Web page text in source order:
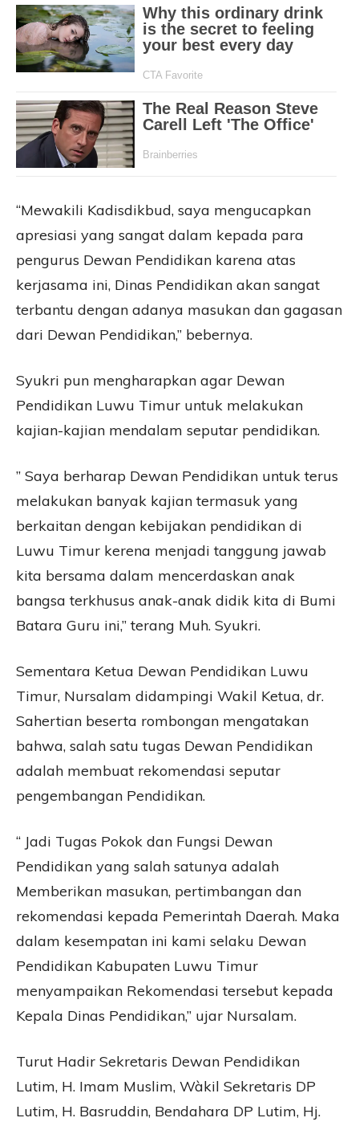
“Mewakili Kadisdikbud, saya mengucapkan
apresiasi yang sangat dalam kepada para
pengurus Dewan Pendidikan karena atas
kerjasama ini, Dinas Pendidikan akan sangat
terbantu dengan adanya masukan dan gagasan
dari Dewan Pendidikan,” bebernya.
Syukri pun mengharapkan agar Dewan
Pendidikan Luwu Timur untuk melakukan
kajian-kajian mendalam seputar pendidikan.
” Saya berharap Dewan Pendidikan untuk terus
melakukan banyak kajian termasuk yang
berkaitan dengan kebijakan pendidikan di
Luwu Timur kerena menjadi tanggung jawab
kita bersama dalam mencerdaskan anak
bangsa terkhusus anak-anak didik kita di Bumi
Batara Guru ini,” terang Muh. Syukri.
Sementara Ketua Dewan Pendidikan Luwu
Timur, Nursalam didampingi Wakil Ketua, dr.
Sahertian beserta rombongan mengatakan
bahwa, salah satu tugas Dewan Pendidikan
adalah membuat rekomendasi seputar
pengembangan Pendidikan.
“ Jadi Tugas Pokok dan Fungsi Dewan
Pendidikan yang salah satunya adalah
Memberikan masukan, pertimbangan dan
rekomendasi kepada Pemerintah Daerah. Maka
dalam kesempatan ini kami selaku Dewan
Pendidikan Kabupaten Luwu Timur
menyampaikan Rekomendasi tersebut kepada
Kepala Dinas Pendidikan,” ujar Nursalam.
Turut Hadir Sekretaris Dewan Pendidikan
Lutim, H. Imam Muslim, Wàkil Sekretaris DP
Lutim, H. Basruddin, Bendahara DP Lutim, Hj.